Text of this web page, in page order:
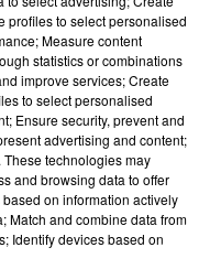
mise en place dès ce
où était scolarisé
profiles to select personalised
Measure content
statistics or combinations
improve services; Create
to select personalised
Ensure security, prevent and
advertising and content;
technologies may
and browsing data to offer
on information actively
Match and combine data from
Identify devices based on